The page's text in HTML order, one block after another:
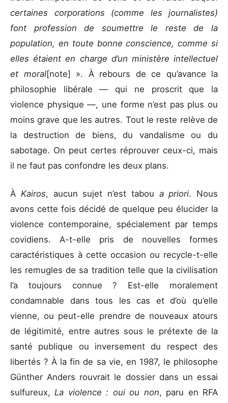
certaines corporations (comme les journalistes)
font profession de soumettre le reste de la
population, en toute bonne conscience, comme si
elles étaient en charge d’un ministère intellectuel
et moral[note]
». À rebours de ce qu’avance la
philosophie libérale — qui ne proscrit que la
violence physique —, une forme n’est pas plus ou
moins grave que les autres. Tout le reste relève de
la destruction de biens, du vandalisme ou du
sabotage. On peut certes réprouver ceux-ci, mais
il ne faut pas confondre les deux plans.
À Kairos, aucun sujet n’est tabou a priori. Nous
avons cette fois décidé de quelque peu élucider la
violence contemporaine, spécialement par temps
covidiens. A-t-elle pris de nouvelles formes
caractéristiques à cette occasion ou recycle-t-elle
les remugles de sa tradition telle que la civilisation
l’a toujours connue ? Est-elle moralement
condamnable dans tous les cas et d’où qu’elle
vienne, ou peut-elle prendre de nouveaux atours
de légitimité, entre autres sous le prétexte de la
santé publique ou inversement du respect des
libertés ? À la fin de sa vie, en 1987, le philosophe
Günther Anders rouvrait le dossier dans un essai
sulfureux,La violence : oui ou non, paru en RFA